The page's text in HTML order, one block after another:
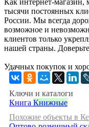
тысячи постоянных
России. Мы всегда
возможное и
клиентов только
нашей страны.
Удачных покупок и
Ключи и каталоги
Книга Книжные
Похожие объекты в